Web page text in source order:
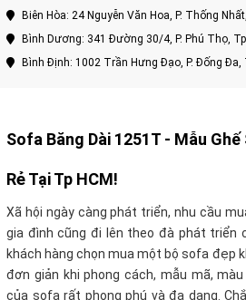
Biên Hòa: 24 Nguyễn Văn Hoa, P. Thống
Bình Dương: 341 Đường 30/4, P. Phú Thọ,
Bình Định: 1002 Trần Hưng Đạo, P. Đống Đa,
Sofa Băng Dài 1251T - Mẫu
Rẻ Tại Tp HCM!
Xã hội ngày càng phát triển, nhu cầu
gia đình cũng đi lên theo đà phát triển
khách hàng chọn mua một bộ sofa đẹp
đơn giản khi phong cách, mẫu mã,
của sofa rất phong phú và đa dạng.